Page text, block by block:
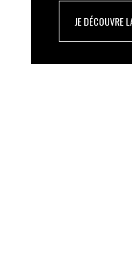
JE DÉCOUVRE